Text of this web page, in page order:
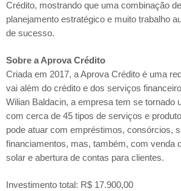
Crédito, mostrando que uma combinação
planejamento estratégico e muito trabalho
de sucesso.
Sobre a Aprova Crédito
Criada em 2017, a Aprova Crédito é uma
vai além do crédito e dos serviços
Wilian Baldacin, a empresa tem se tornado
com cerca de 45 tipos de serviços e
pode atuar com empréstimos, consórcios,
financiamentos, mas, também, com venda
solar e abertura de contas para clientes.
Investimento total: R$ 17.900,00